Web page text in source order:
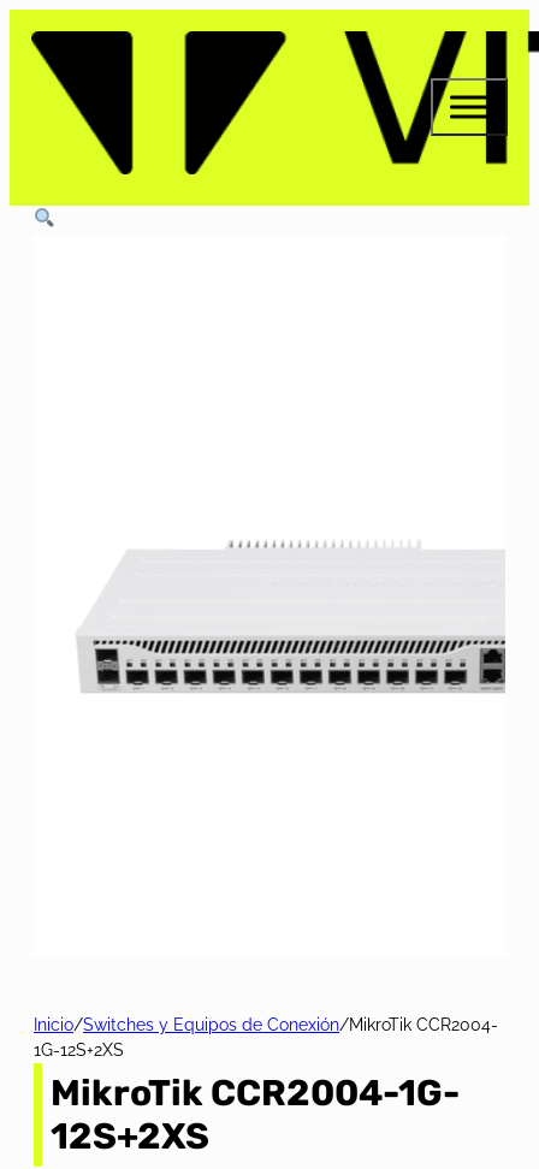
Inicio/Switches y Equipos de Conexión/MikroTik CCR2004-
1G-12S+2XS
MikroTik CCR2004-1G-
12S+2XS